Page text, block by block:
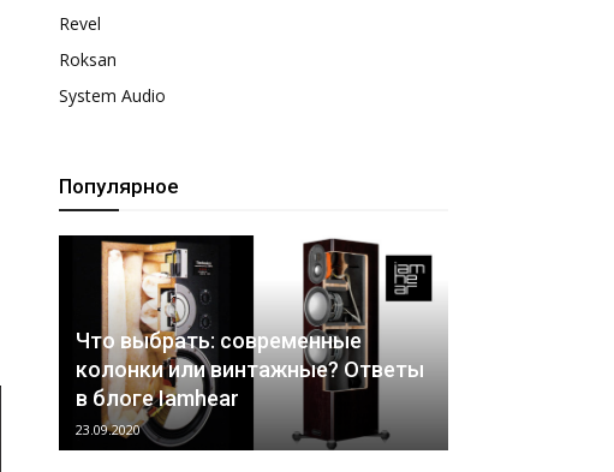
Revel
Roksan
System Audio
Популярное
Что выбрать: современные
колонки или винтажные? Ответы
в блоге Iamhear
23.09.2020